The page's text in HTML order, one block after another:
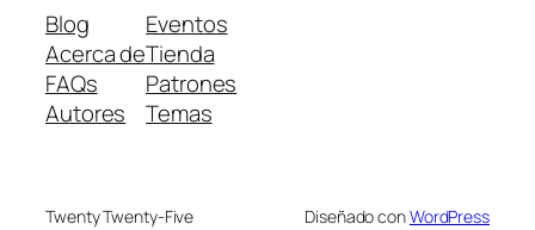
Blog
Acerca de
FAQs
Autores
Eventos
Tienda
Patrones
Temas
Twenty Twenty-Five Diseñado conWordPress